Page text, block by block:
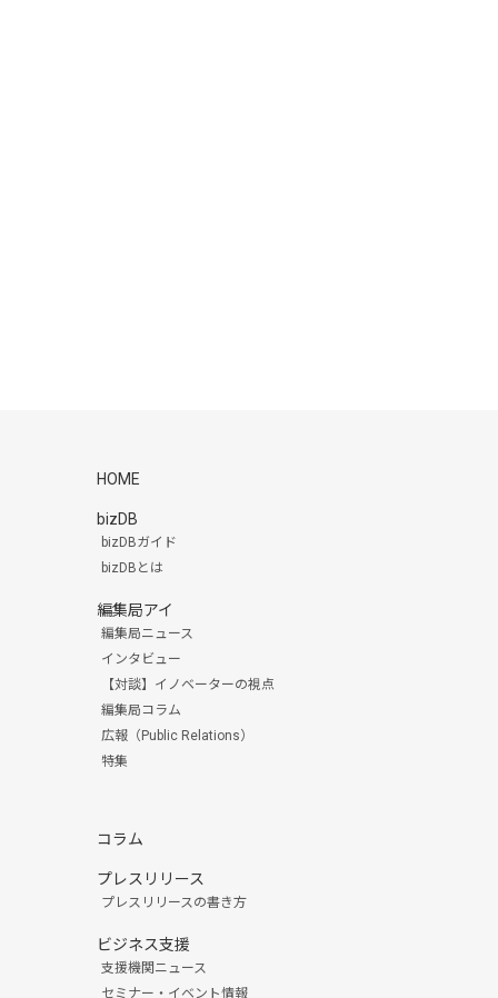
HOME
bizDB
bizDBガイド
bizDBとは
編集局アイ
編集局ニュース
インタビュー
【対談】イノベーターの視点
編集局コラム
広報（Public Relations）
特集
コラム
プレスリリース
プレスリリースの書き方
ビジネス支援
支援機関ニュース
セミナー・イベント情報